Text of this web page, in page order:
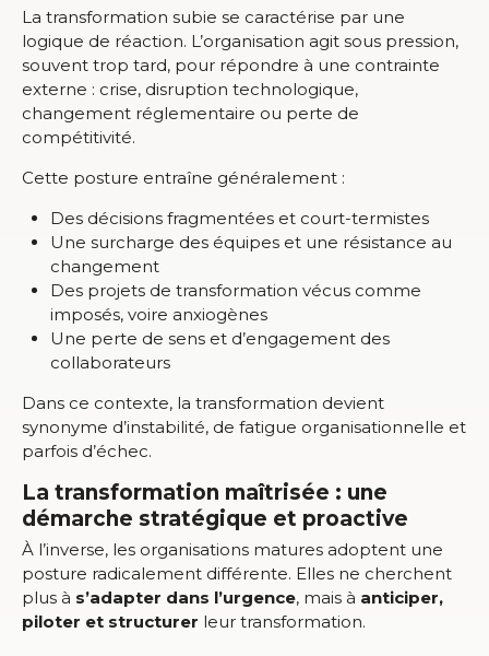
La transformation subie se caractérise par une
logique de réaction. L’organisation agit sous pression,
souvent trop tard, pour répondre à une contrainte
externe : crise, disruption technologique,
changement réglementaire ou perte de
compétitivité.
Cette posture entraîne généralement :
Des décisions fragmentées et court-termistes
Une surcharge des équipes et une résistance au
changement
Des projets de transformation vécus comme
imposés, voire anxiogènes
Une perte de sens et d’engagement des
collaborateurs
Dans ce contexte, la transformation devient
synonyme d’instabilité, de fatigue organisationnelle et
parfois d’échec.
La transformation maîtrisée : une
démarche stratégique et proactive
À l’inverse, les organisations matures adoptent une
posture radicalement différente. Elles ne cherchent
plus à s’adapter dans l’urgence, mais à anticiper,
piloter et structurer leur transformation.